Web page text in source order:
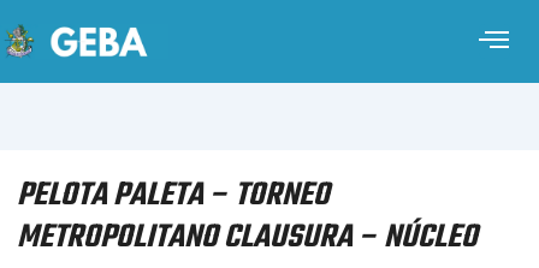
PELOTA PALETA – TORNEO
METROPOLITANO CLAUSURA – NÚCLEO